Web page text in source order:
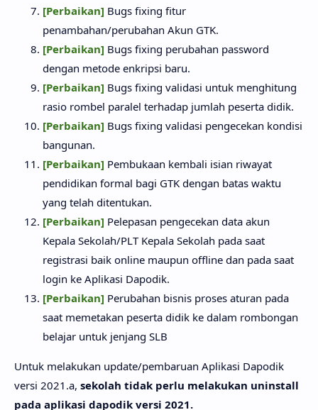
[Perbaikan] Bugs fixing fitur
penambahan/perubahan Akun GTK.
[Perbaikan] Bugs fixing perubahan password
dengan metode enkripsi baru.
[Perbaikan] Bugs fixing validasi untuk menghitung
rasio rombel paralel terhadap jumlah peserta didik.
[Perbaikan] Bugs fixing validasi pengecekan kondisi
bangunan.
[Perbaikan] Pembukaan kembali isian riwayat
pendidikan formal bagi GTK dengan batas waktu
yang telah ditentukan.
[Perbaikan] Pelepasan pengecekan data akun
Kepala Sekolah/PLT Kepala Sekolah pada saat
registrasi baik online maupun offline dan pada saat
login ke Aplikasi Dapodik.
[Perbaikan] Perubahan bisnis proses aturan pada
saat memetakan peserta didik ke dalam rombongan
belajar untuk jenjang SLB
Untuk melakukan update/pembaruan Aplikasi Dapodik
versi 2021.a, sekolah tidak perlu melakukan uninstall
pada aplikasi dapodik versi 2021.